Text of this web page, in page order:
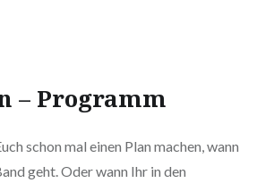
– Programm
schon mal einen Plan machen, wann
geht. Oder wann Ihr in den